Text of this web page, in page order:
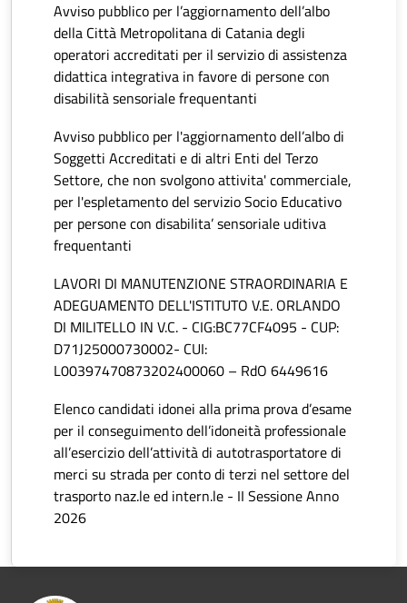
Avviso pubblico per l’aggiornamento dell’albo
della Città Metropolitana di Catania degli
operatori accreditati per il servizio di assistenza
didattica integrativa in favore di persone con
disabilità sensoriale frequentanti
Avviso pubblico per l'aggiornamento dell’albo di
Soggetti Accreditati e di altri Enti del Terzo
Settore, che non svolgono attivita' commerciale,
per l'espletamento del servizio Socio Educativo
per persone con disabilita’ sensoriale uditiva
frequentanti
LAVORI DI MANUTENZIONE STRAORDINARIA E
ADEGUAMENTO DELL'ISTITUTO V.E. ORLANDO
DI MILITELLO IN V.C. - CIG:BC77CF4095 - CUP:
D71J25000730002- CUI:
L00397470873202400060 – RdO 6449616
Elenco candidati idonei alla prima prova d’esame
per il conseguimento dell’idoneità professionale
all’esercizio dell’attività di autotrasportatore di
merci su strada per conto di terzi nel settore del
trasporto naz.le ed intern.le - II Sessione Anno
2026